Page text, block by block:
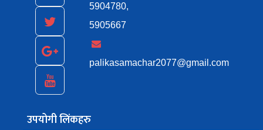
5904780,
5905667
palikasamachar2077@gmail.com
उपयोगी लिंकहरु